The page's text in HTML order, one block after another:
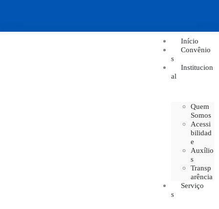
Início
Convênio
s
Institucion
al
Quem
Somos
Acessi
bilidad
e
Auxílio
s
Transp
arência
Serviço
s